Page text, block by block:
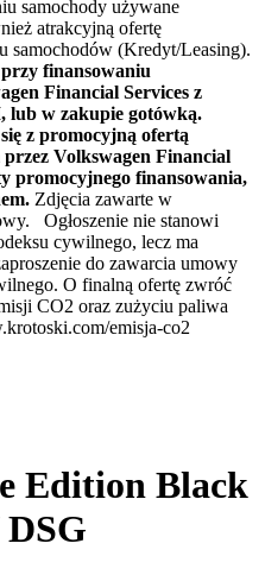
samochody używane
atrakcyjną ofertę
samochodów (Kredyt/Leasing).
finansowaniu
Financial Services z
lub w zakupie gotówką.
z promocyjną ofertą
Volkswagen Financial
promocyjnego finansowania,
Zdjęcia zawarte w
Ogłoszenie nie stanowi
cywilnego, lecz ma
do zawarcia umowy
O finalną ofertę zwróć
CO2 oraz zużyciu paliwa
emisja-co2
Edition Black